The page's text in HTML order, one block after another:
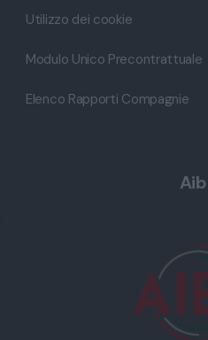
Utilizzo dei cookie
Modulo Unico Precontrattuale
Elenco Rapporti Compagnie